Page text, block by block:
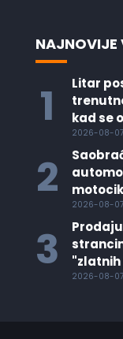
NAJNOVIJE
1
Litar
kad se
2026-08-07
2 2026-08-07
3 2026-08-07